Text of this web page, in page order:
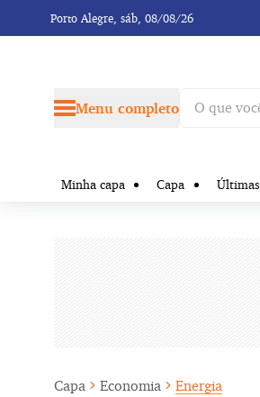
Porto Alegre, sáb, 08/08/26
Menu completo
Minha capa Capa Últimas
Capa Economia Energia